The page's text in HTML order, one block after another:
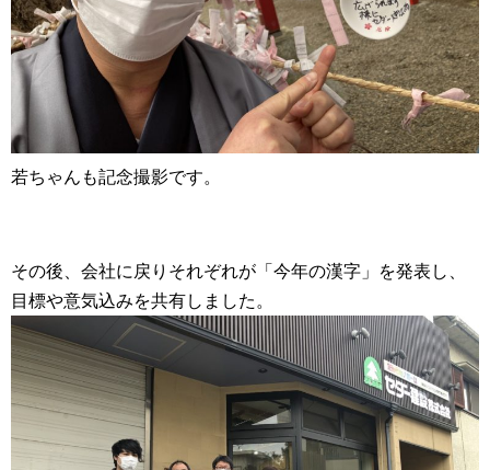
若ちゃんも記念撮影です。
その後、会社に戻りそれぞれが「今年の漢字」を発表し、
目標や意気込みを共有しました。